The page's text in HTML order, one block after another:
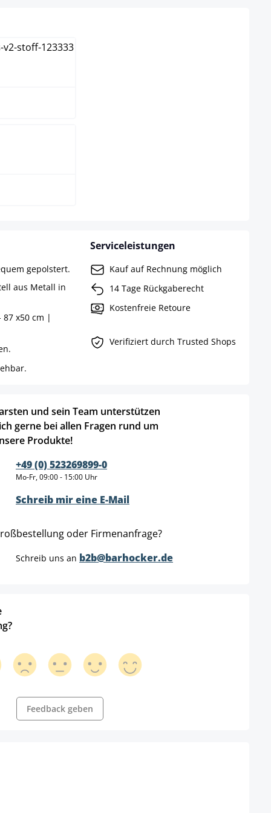
gepolstert.
aus Metall in
87 x50 cm |
Serviceleistungen
Kauf auf Rechnung möglich
14 Tage Rückgaberecht
Kostenfreie Retoure
Verifiziert durch Trusted Shops
und sein Team unterstützen
gerne bei allen Fragen rund um
Produkte!
+49 (0) 523269899-0
Mo-Fr, 09:00 - 15:00 Uhr
Schreib mir eine E-Mail
oder Firmenanfrage?
Schreib uns an b2b@barhocker.de
Feedback geben